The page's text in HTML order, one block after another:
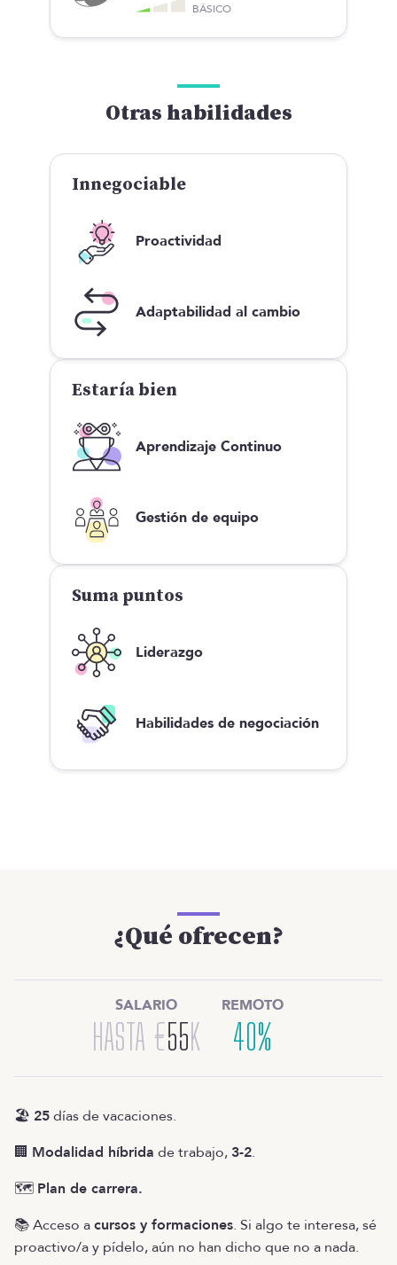
BÁSICO
Otras habilidades
Innegociable
Proactividad
Adaptabilidad al cambio
Estaría bien
Aprendizaje Continuo
Gestión de equipo
Suma puntos
Liderazgo
Habilidades de negociación
¿Qué ofrecen?
SALARIO
HASTA €55K
REMOTO
40%
🏖️ 25días de vacaciones.
🏢 Modalidad híbrida de trabajo, 3-2.
🗺️ Plan de carrera.
📚 Acceso acursos y formaciones. Si algo te interesa, sé
proactivo/a y pídelo, aún no han dicho que no a nada.